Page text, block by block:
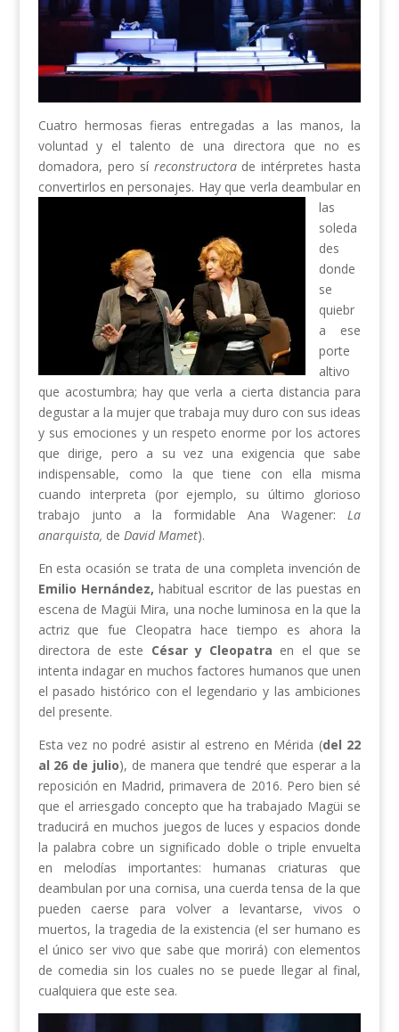
Cuatro hermosas fieras entregadas a las manos, la
voluntad y el talento de una directora que no es
domadora, pero sí reconstructorade intérpretes hasta
convertirlos enpersonajes. Hay que verla deambular en
las
soleda
des
donde
se
quiebr
a ese
porte
altivo
que acostumbra; hay que verla a cierta distancia para
degustar a la mujer que trabaja muy duro con sus ideas
y sus emociones y un respeto enorme por los actores
que dirige, pero a su vez una exigencia que sabe
indispensable, como la que tiene con ella misma
cuando interpreta (por ejemplo, su último glorioso
trabajo junto a la formidable Ana Wagener: La
anarquista, de David Mamet).
En esta ocasión se trata de una completa invención de
Emilio Hernández, habitual escritor de las puestas en
escena de Magüi Mira, una noche luminosa en la que la
actriz que fue Cleopatra hace tiempo es ahora la
directora de este César y Cleopatra en el que se
intenta indagar en muchos factores humanos que unen
el pasado histórico con el legendario y las ambiciones
del presente.
Esta vez no podré asistir al estreno en Mérida (del 22
al 26 de julio), de manera que tendré que esperar a la
reposición en Madrid, primavera de 2016. Pero bien sé
que el arriesgado concepto que ha trabajado Magüi se
traducirá en muchos juegos de luces y espacios donde
la palabra cobre un significado doble o triple envuelta
en melodías importantes: humanas criaturas que
deambulan por una cornisa, una cuerda tensa de la que
pueden caerse para volver a levantarse, vivos o
muertos, la tragedia de la existencia (el ser humano es
el único ser vivo que sabe que morirá) con elementos
de comedia sin los cuales no se puede llegar al final,
cualquiera que este sea.